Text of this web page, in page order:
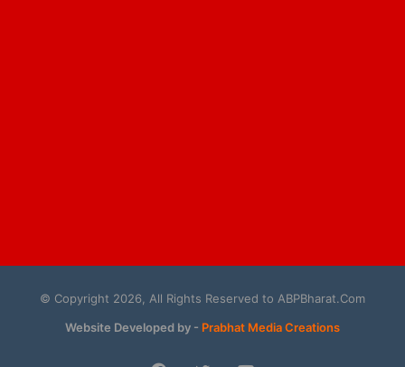
© Copyright 2026, All Rights Reserved to ABPBharat.Com
Website Developed by - Prabhat Media Creations